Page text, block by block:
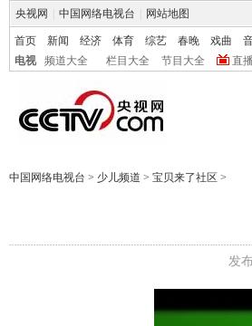
央视网 中国网络电视台 网站地图
首页 新闻 经济 体育 综艺 春晚 戏曲
电视
频道大全 栏目大全 节目大全 直
中国网络电视台 > 少儿频道 > 宝贝来了社区 >
发